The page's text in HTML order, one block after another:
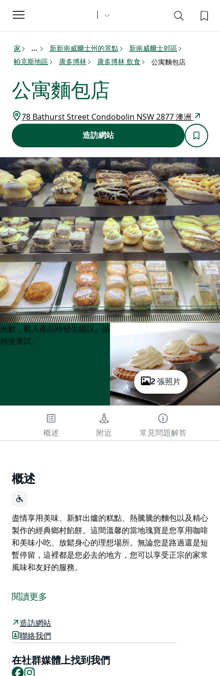
Toggle
navigation
家 ... 新新南威爾士州的景點
新南威爾士郊區
帕克斯地區
康多博林 康多博林 飲食 公寓麵包店
公寓麵包店
78 Bathurst Street Condobolin NSW 2877 澳洲
造訪網站
2 張照片
Product
List
Product
List
抱歉，載入產品時發生錯誤。請
稍後重試。
概述 附近 常見問題解答
概述
盡情享用美味、新鮮出爐的糕點、熱騰騰的麵包以及精心
製作的經典鄉村餡餅。這間溫馨的當地瑰寶是您享用咖啡
和美味小吃、放鬆身心的理想場所。無論您是路過還是短
暫停留，這裡都是您必去的地方，您可以享受正宗的家常
風味和友好的服務。
製作的經典鄉村餡餅。這間溫馨的當地瑰寶是您享用咖啡
和美味小吃、放鬆身心的理想場所。無論您是路過還是短
暫停留，這裡都是您必去的地方，您可以享受正宗的家常
風味和友好的服務。
閱讀更多
造訪網站
聯絡我們
在社群媒體上找到我們
Facebook